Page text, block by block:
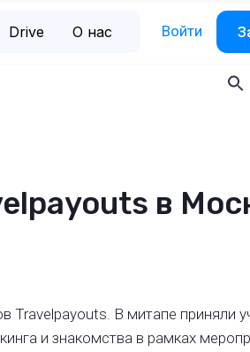
Drive О нас Войти
в
В митапе приняли
и знакомства в рамках